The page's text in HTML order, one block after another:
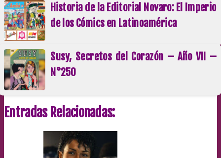
Historia de la Editorial Novaro: El Imperio
de los Cómics en Latinoamérica
Susy, Secretos del Corazón – Año VII –
N°250
Entradas Relacionadas: